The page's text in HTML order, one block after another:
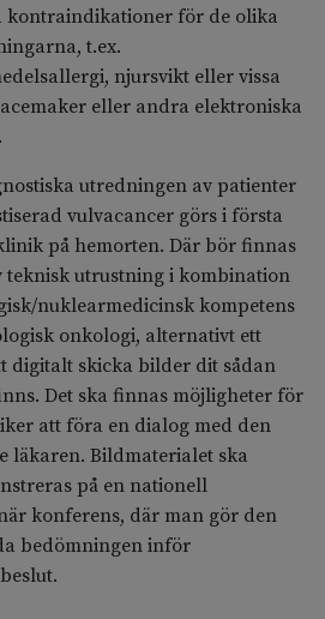
kontraindikationer för de olika
t.ex.
njursvikt eller vissa
eller andra elektroniska
utredningen av patienter
vulvacancer görs i första
på hemorten. Där bör finnas
teknisk utrustning i kombination
nuklearmedicinsk kompetens
onkologi, alternativt ett
digitalt skicka bilder dit sådan
Det ska finnas möjligheter för
att föra en dialog med den
läkaren. Bildmaterialet ska
på en nationell
konferens, där man gör den
bedömningen inför